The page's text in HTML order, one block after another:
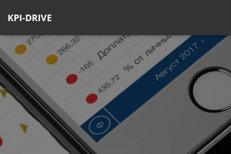
KPI-DRIVE